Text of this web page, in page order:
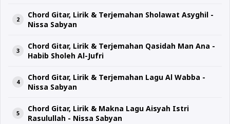
Chord Gitar, Lirik & Terjemahan Sholawat Asyghil -
Nissa Sabyan
Chord Gitar, Lirik & Terjemahan Qasidah Man Ana -
Habib Sholeh Al-Jufri
Chord Gitar, Lirik & Terjemahan Lagu Al Wabba -
Nissa Sabyan
Chord Gitar, Lirik & Makna Lagu Aisyah Istri
Rasulullah - Nissa Sabyan